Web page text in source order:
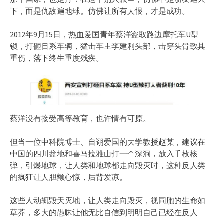
下，而是仇敌遍地球。仿佛让所有人恨，才是成功。
2012年9月15日，热血爱国青年蔡洋盗取路边摩托车U型
锁，打砸日系车辆，猛击车主李建利头部，击穿头骨致其
重伤，落下终生重度残疾。
蔡洋没有接受高等教育，也许情有可原。
但当一位中科院博士、自诩爱国的大学教授赵某，建议在
中国的四川盆地和喜马拉雅山打一个深洞，放入千枚核
弹，引爆地球，让人类和地球都走向毁灭时，这种反人类
的疯狂让人胆颤心惊，后背发凉。
这些人动辄毁天灭地，让人类走向毁灭，视同胞的生命如
草芥，多大的愚昧让他无比自信到明明自己已经在反人